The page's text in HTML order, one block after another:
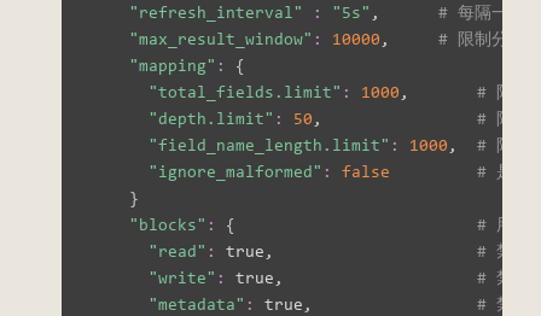
"refresh_interval"
: "5s" , # 每隔一定
"max_result_window" : 10000 , # 限制分页
"mapping" :
{
"total_fields.limit" : 1000 , # 限制
"depth.limit" : 50 , # 限制
"field_name_length.limit" : 1000 , # 限制
"ignore_malformed" : false
# 是否
}
"blocks" : {
# 用于
"read" : true, # 禁止
"write" : true, # 禁止
"metadata" : true, # 禁止